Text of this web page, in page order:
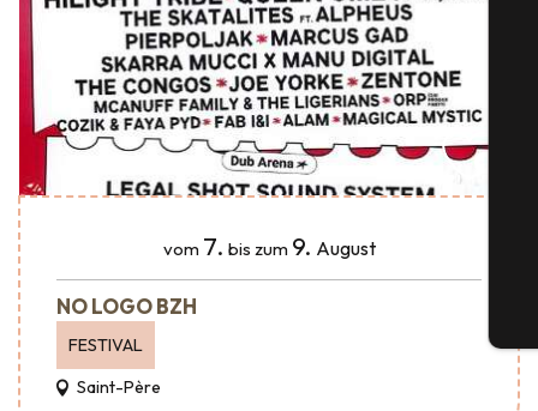
vom 7. bis zum 9. August
NO LOGO BZH
FESTIVAL
Saint-Père